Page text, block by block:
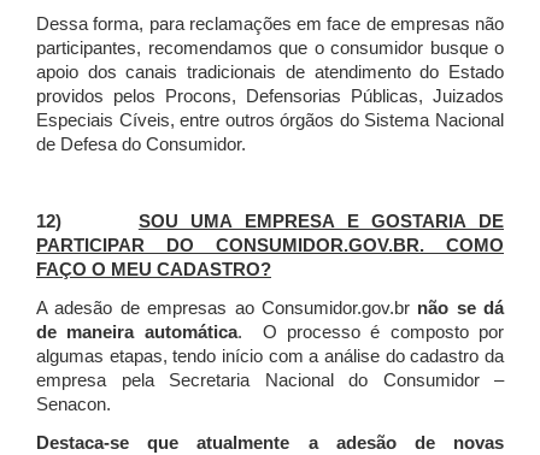
Dessa forma, para reclamações em face de empresas não
participantes, recomendamos que o consumidor busque o
apoio dos canais tradicionais de atendimento do Estado
providos pelos Procons, Defensorias Públicas, Juizados
Especiais Cíveis, entre outros órgãos do Sistema Nacional
de Defesa do Consumidor.
12) SOU UMA EMPRESA E GOSTARIA DE
PARTICIPAR DO CONSUMIDOR.GOV.BR. COMO
FAÇO O MEU CADASTRO?
A adesão de empresas ao Consumidor.gov.br não se dá
de maneira automática. O processo é composto por
algumas etapas, tendo início com a análise do cadastro da
empresa pela Secretaria Nacional do Consumidor –
Senacon.
Destaca-se que atualmente a adesão de novas